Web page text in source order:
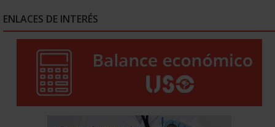
ENLACES DE INTERÉS